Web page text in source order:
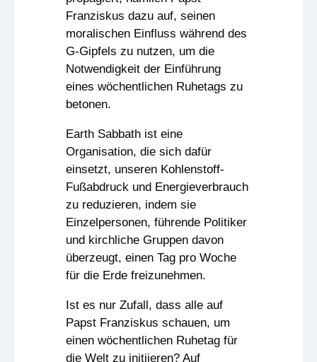
Franziskus dazu auf, seinen
moralischen Einfluss während des
G-Gipfels zu nutzen, um die
Notwendigkeit der Einführung
eines wöchentlichen Ruhetags zu
betonen.
Earth Sabbath ist eine
Organisation, die sich dafür
einsetzt, unseren Kohlenstoff-
Fußabdruck und Energieverbrauch
zu reduzieren, indem sie
Einzelpersonen, führende Politiker
und kirchliche Gruppen davon
überzeugt, einen Tag pro Woche
für die Erde freizunehmen.
Ist es nur Zufall, dass alle auf
Papst Franziskus schauen, um
einen wöchentlichen Ruhetag für
die Welt zu initiieren? Auf